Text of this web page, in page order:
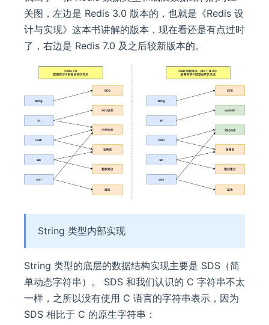
关图，左边是 Redis 3.0 版本的，也就是《Redis 设
计与实现》这本书讲解的版本，现在看还是有点过时
了，右边是 Redis 7.0 及之后较新版本的。
String 类型内部实现
String 类型的底层的数据结构实现主要是 SDS（简
单动态字符串）。 SDS 和我们认识的 C 字符串不太
一样，之所以没有使用 C 语言的字符串表示，因为
SDS 相比于 C 的原生字符串：